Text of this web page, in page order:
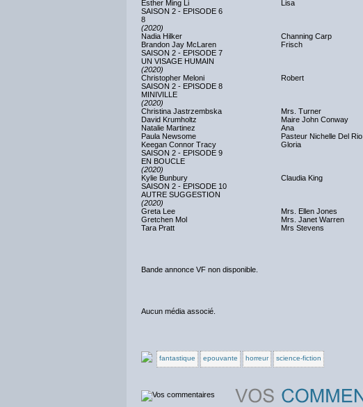
Esther Ming Li
Lisa
SAISON 2 - EPISODE 6
8
(2020)
Nadia Hilker
Channing Carp
Brandon Jay McLaren
Frisch
SAISON 2 - EPISODE 7
UN VISAGE HUMAIN
(2020)
Christopher Meloni
Robert
SAISON 2 - EPISODE 8
MINIVILLE
(2020)
Christina Jastrzembska
Mrs. Turner
David Krumholtz
Maire John Conway
Natalie Martinez
Ana
Paula Newsome
Pasteur Nichelle Del Rio
Keegan Connor Tracy
Gloria
SAISON 2 - EPISODE 9
EN BOUCLE
(2020)
Kylie Bunbury
Claudia King
SAISON 2 - EPISODE 10
AUTRE SUGGESTION
(2020)
Greta Lee
Mrs. Ellen Jones
Gretchen Mol
Mrs. Janet Warren
Tara Pratt
Mrs Stevens
Bande annonce VF non disponible.
Aucun média associé.
fantastique epouvante horreur science-fiction